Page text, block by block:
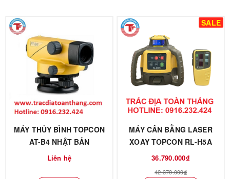
MÁY THỦY BÌNH TOPCON
AT-B4 NHẬT BẢN
Liên hệ
SALE
MÁY CÂN BẰNG LASER
XOAY TOPCON RL-H5A
36.790.000₫
42.379.000₫